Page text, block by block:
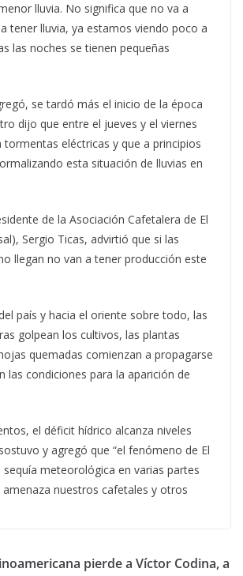
lluvia. No significa que no va a
tener lluvia, ya estamos viendo poco a
las noches se tienen pequeñas
se tardó más el inicio de la época
dijo que entre el jueves y el viernes
tormentas eléctricas y que a principios
esta situación de lluvias en
de la Asociación Cafetalera de El
Sergio Ticas, advirtió que si las
llegan no van a tener producción este
país y hacia el oriente sobre todo, las
golpean los cultivos, las plantas
quemadas comienzan a propagarse
las condiciones para la aparición de
el déficit hídrico alcanza niveles
y agregó que “el fenómeno de El
sequía meteorológica en varias partes
nuestros cafetales y otros
pierde a Víctor Codina, a